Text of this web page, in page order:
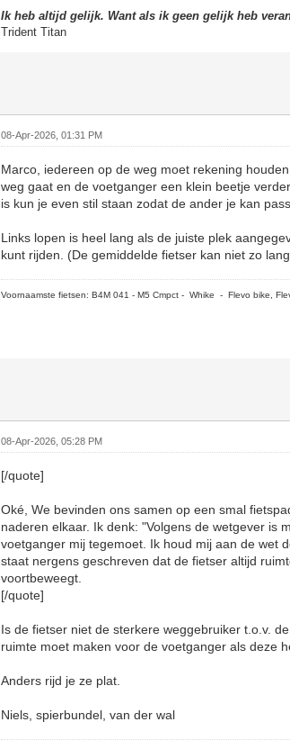
Ik heb altijd gelijk. Want als ik geen gelijk heb
Trident Titan
08-Apr-2026, 01:31 PM
Marco, iedereen op de weg moet rekening
weg gaat en de voetganger een klein beetje
is kun je even stil staan zodat de ander je kan
Links lopen is heel lang als de juiste plek
kunt rijden. (De gemiddelde fietser kan niet zo
Voornaamste fietsen: B4M 041 - M5 Cmpct - Whike - Flevo bike,
08-Apr-2026, 05:28 PM
[/quote]
Oké, We bevinden ons samen op een smal
naderen elkaar. Ik denk: "Volgens de wetgever is
voetganger mij tegemoet. Ik houd mij aan de wet
staat nergens geschreven dat de fietser altijd
voortbeweegt.
[/quote]
Is de fietser niet de sterkere weggebruiker t.o.v.
ruimte moet maken voor de voetganger als deze
Anders rijd je ze plat.
Niels, spierbundel, van der wal